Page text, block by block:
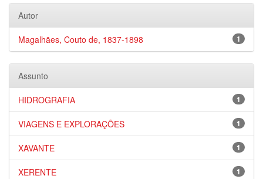
Autor
1
Magalhães, Couto de, 1837-1898
Assunto
1
HIDROGRAFIA
1
VIAGENS E EXPLORAÇÕES
1
XAVANTE
1
XERENTE